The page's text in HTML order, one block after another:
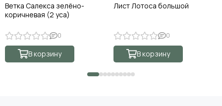
Ветка Салекса зелёно-
коричневая (2 уса)
0
В корзину
Лист Лотоса большой
0
В корзину